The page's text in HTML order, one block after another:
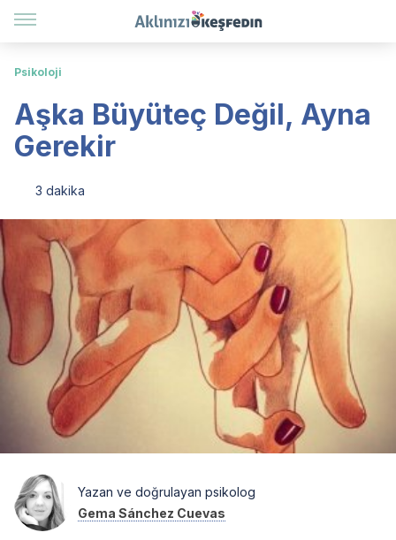
Psikoloji
Aşka Büyüteç Değil, Ayna
Gerekir
3 dakika
Yazan ve doğrulayan psikolog
Gema Sánchez Cuevas